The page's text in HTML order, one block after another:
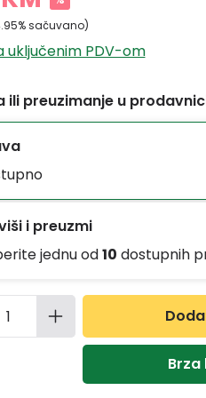
sačuvano)
uključenim PDV-om
ili preuzimanje u
i preuzmi
jednu od10 dostupnih
proizvoda: